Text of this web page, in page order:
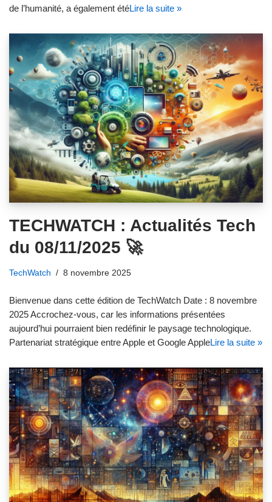
de l’humanité, a également étéLire la suite »
TECHWATCH : Actualités Tech
du 08/11/2025 🚀
TechWatch 8 novembre 2025
Bienvenue dans cette édition de TechWatch Date : 8 novembre
2025 Accrochez-vous, car les informations présentées
aujourd’hui pourraient bien redéfinir le paysage technologique.
Partenariat stratégique entre Apple et Google AppleLire la suite »